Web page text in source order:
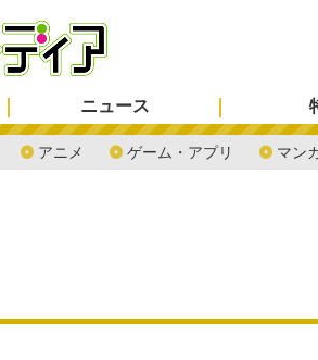
ニュース
アニメ ゲーム・アプリ マン